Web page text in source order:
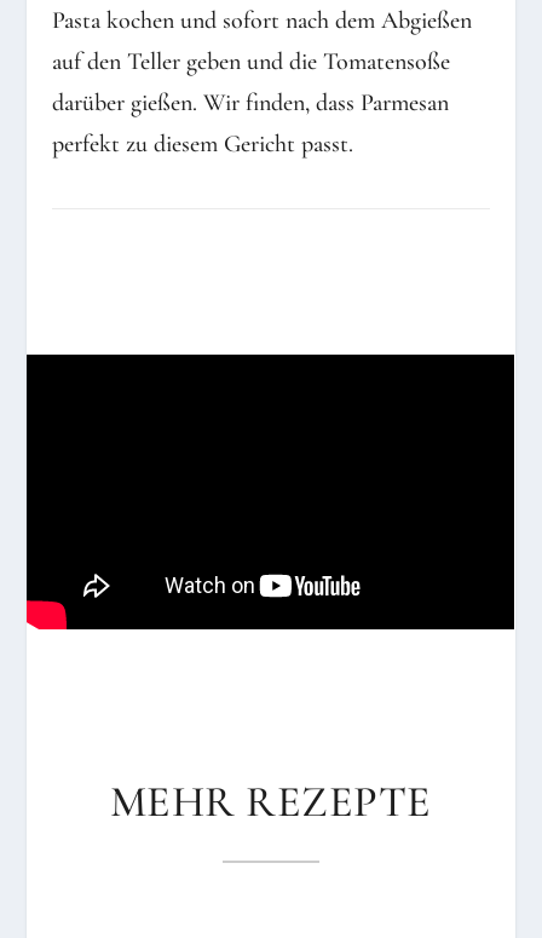
Pasta kochen und sofort nach dem Abgießen
auf den Teller geben und die Tomatensoße
darüber gießen. Wir finden, dass Parmesan
perfekt zu diesem Gericht passt.
MEHR REZEPTE